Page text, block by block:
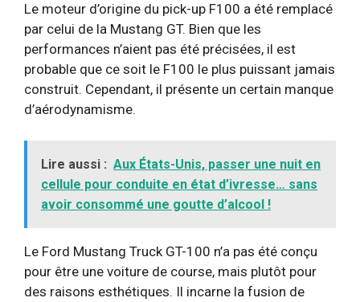
Le moteur d’origine du pick-up F100 a été remplacé
par celui de la Mustang GT. Bien que les
performances n’aient pas été précisées, il est
probable que ce soit le F100 le plus puissant jamais
construit. Cependant, il présente un certain manque
d’aérodynamisme.
Lire aussi : Aux États-Unis, passer une nuit en
cellule pour conduite en état d’ivresse… sans
avoir consommé une goutte d’alcool !
Le Ford Mustang Truck GT-100 n’a pas été conçu
pour être une voiture de course, mais plutôt pour
des raisons esthétiques. Il incarne la fusion de